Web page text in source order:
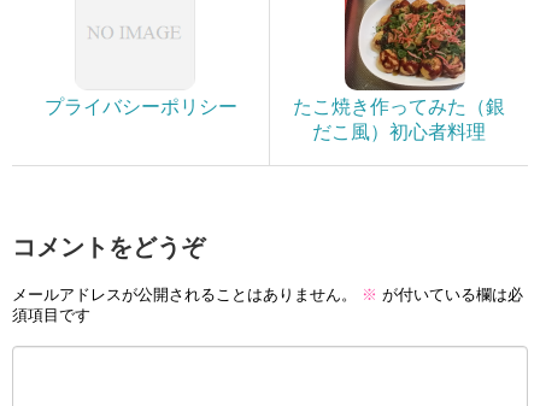
プライバシーポリシー
たこ焼き作ってみた（銀
だこ風）初心者料理
コメントをどうぞ
メールアドレスが公開されることはありません。 ※ が付いている欄は必
須項目です